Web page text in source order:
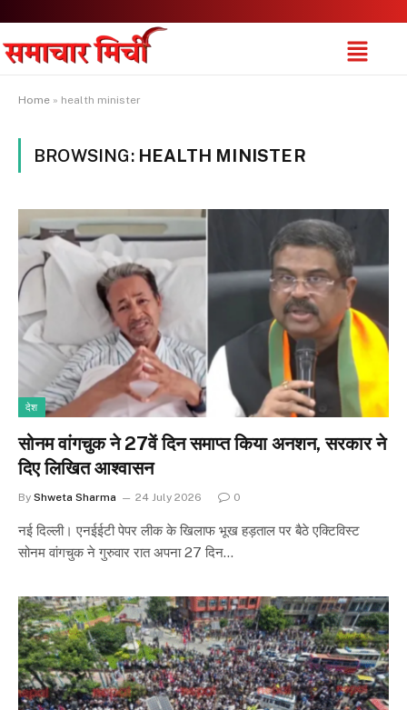
Home » health minister
BROWSING: HEALTH MINISTER
देश
सोनम वांगचुक ने 27वें दिन समाप्त किया अनशन, सरकार ने
दिए लिखित आश्वासन
By Shweta Sharma 24 July 2026 0
नई दिल्ली। एनईईटी पेपर लीक के खिलाफ भूख हड़ताल पर बैठे एक्टिविस्ट
सोनम वांगचुक ने गुरुवार रात अपना 27 दिन…